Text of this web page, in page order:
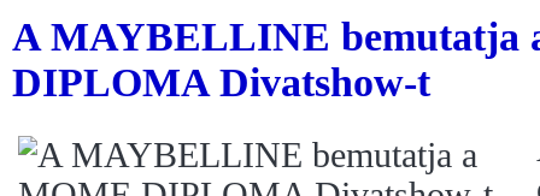
A MAYBELLINE bemutatja
DIPLOMA Divatshow-t